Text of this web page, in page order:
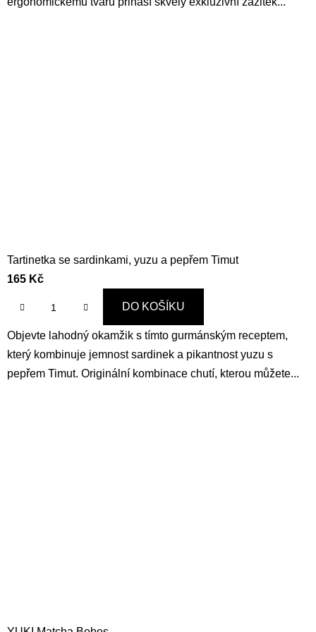
Tartinetka se sardinkami, yuzu a pepřem Timut
165 Kč
DO KOŠÍKU
Objevte lahodný okamžik s tímto gurmánským receptem,
který kombinuje jemnost sardinek a pikantnost yuzu s
pepřem Timut. Originální kombinace chutí, kterou můžete...